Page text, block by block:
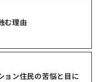
む理由
ョン住民の苦悩と目に